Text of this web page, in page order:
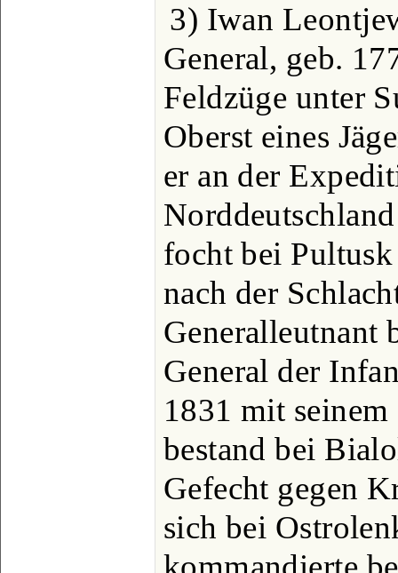
3) Iwan
General, geb.
Feldzüge unter
Oberst eines
er an der
focht bei
nach der
Generalleutnant
General der
1831 mit
bestand bei
Gefecht gegen
sich bei